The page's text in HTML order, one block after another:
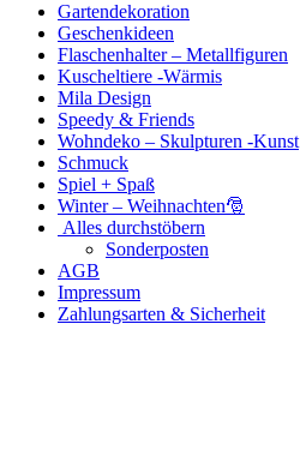
Gartendekoration
Geschenkideen
Flaschenhalter – Metallfiguren
Kuscheltiere -Wärmis
Mila Design
Speedy & Friends
Wohndeko – Skulpturen -Kunst
Schmuck
Spiel + Spaß
Winter – Weihnachten🎅
Alles durchstöbern
Sonderposten
AGB
Impressum
Zahlungsarten & Sicherheit